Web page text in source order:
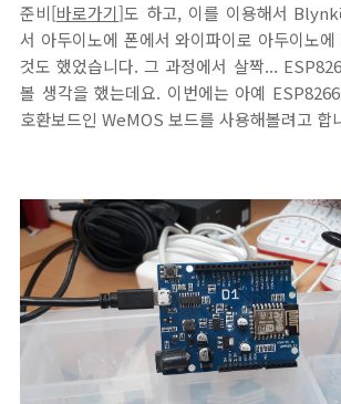
준비[바로가기]도 하고, 이를 이용해서
서 아두이노에 폰에서 와이파이로 아두이노
것도 했었습니다. 그 과정에서 살짝...
볼 생각을 했는데요. 이번에는 아예
호환보드인 WeMOS 보드를 사용해볼려고 합